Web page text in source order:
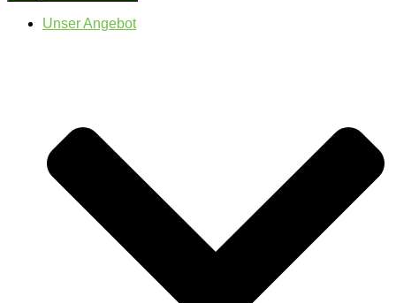
Unser Angebot